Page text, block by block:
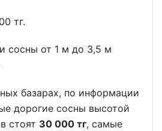
тг.
сосны от 1 м до 3,5 м
базарах, по информации
дорогие сосны высотой
стоят 30 000 тг, самые